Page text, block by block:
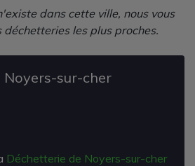
dans cette ville, nous vous
déchetteries les plus proches.
Noyers-sur-cher
Déchetterie de Noyers-sur-cher